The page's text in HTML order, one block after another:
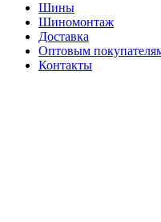
Шины
Шиномонтаж
Доставка
Оптовым
Контакты